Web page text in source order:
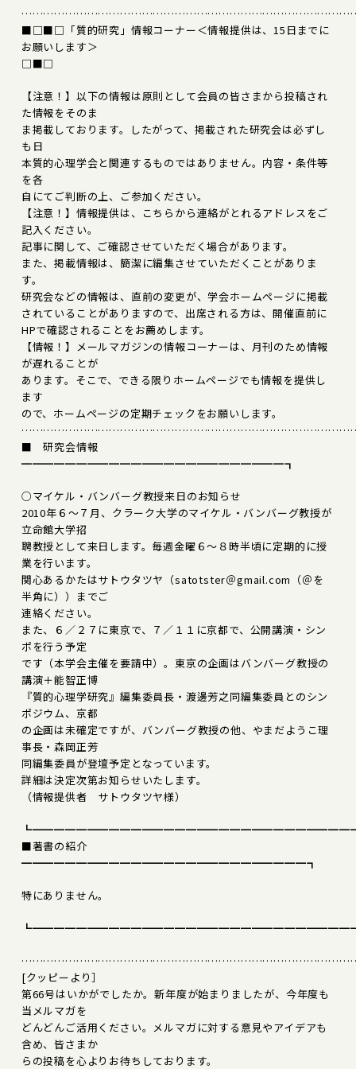
■□■□「質的研究」情報コーナー＜情報提供は、15日までに
お願いします＞
□■□
【注意！】以下の情報は原則として会員の皆さまから投稿され
た情報をそのま
ま掲載しております。したがって、掲載された研究会は必ずし
も日
本質的心理学会と関連するものではありません。内容・条件等
を各
自にてご判断の上、ご参加ください。
【注意！】情報提供は、こちらから連絡がとれるアドレスをご
記入ください。
記事に関して、ご確認させていただく場合があります。
また、掲載情報は、簡潔に編集させていただくことがありま
す。
研究会などの情報は、直前の変更が、学会ホームページに掲載
されていることがありますので、出席される方は、開催直前に
HPで確認されることをお薦めします。
【情報！】メールマガジンの情報コーナーは、月刊のため情報
が遅れることが
あります。そこで、できる限りホームページでも情報を提供し
ます
ので、ホームページの定期チェックをお願いします。
■ 研究会情報
━━━━━━━━━━━━━━━━━━━━━━━━┓
○マイケル・バンバーグ教授来日のお知らせ
2010年６～７月、クラーク大学のマイケル・バンバーグ教授が
立命館大学招
聘教授として来日します。毎週金曜６～８時半頃に定期的に授
業を行います。
関心あるかたはサトウタツヤ（satotster＠gmail.com（＠を
半角に））までご
連絡ください。
また、６／２７に東京で、７／１１に京都で、公開講演・シン
ポを行う予定
です（本学会主催を要請中）。東京の企画はバンバーグ教授の
講演＋能智正博
『質的心理学研究』編集委員長・渡邊芳之同編集委員とのシン
ポジウム、京都
の企画は未確定ですが、バンバーグ教授の他、やまだようこ理
事長・森岡正芳
同編集委員が登壇予定となっています。
詳細は決定次第お知らせいたします。
（情報提供者 サトウタツヤ様）
■著書の紹介
━━━━━━━━━━━━━━━━━━━━━━━━━━┓
特にありません。
[クッピーより］
第66号はいかがでしたか。新年度が始まりましたが、今年度も
当メルマガを
どんどんご活用ください。メルマガに対する意見やアイデアも
含め、皆さまか
らの投稿を心よりお待ちしております。